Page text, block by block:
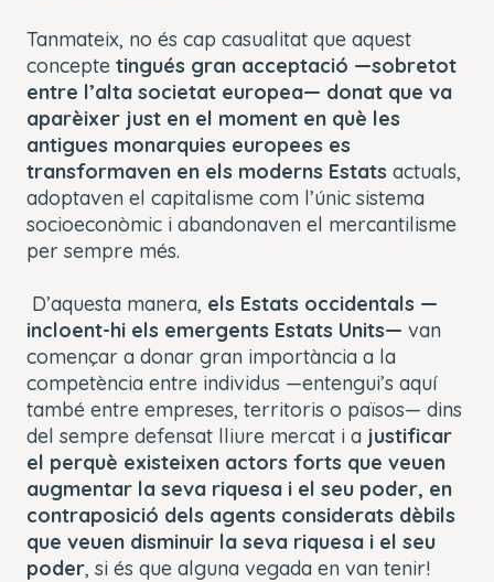
Tanmateix, no és cap casualitat que aquest
concepte tingués gran acceptació —sobretot
entre l’alta societat europea— donat que va
aparèixer just en el moment en què les
antigues monarquies europees es
transformaven en els moderns Estats actuals,
adoptaven el capitalisme com l’únic sistema
socioeconòmic i abandonaven el mercantilisme
per sempre més.
D’aquesta manera, els Estats occidentals —
incloent-hi els emergents Estats Units— van
començar a donar gran importància a la
competència entre individus —entengui’s aquí
també entre empreses, territoris o països— dins
del sempre defensat lliure mercat i a justificar
el perquè existeixen actors forts que veuen
augmentar la seva riquesa i el seu poder, en
contraposició dels agents considerats dèbils
que veuen disminuir la seva riquesa i el seu
poder, si és que alguna vegada en van tenir!